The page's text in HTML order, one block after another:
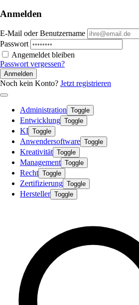
Anmelden
E-Mail oder Benutzername
Passwort
Angemeldet bleiben
Passwort vergessen?
Anmelden
Noch kein Konto? Jetzt registrieren
Administration Toggle
Entwicklung Toggle
KI Toggle
Anwendersoftware Toggle
Kreativität Toggle
Management Toggle
Recht Toggle
Zertifizierung Toggle
Hersteller Toggle